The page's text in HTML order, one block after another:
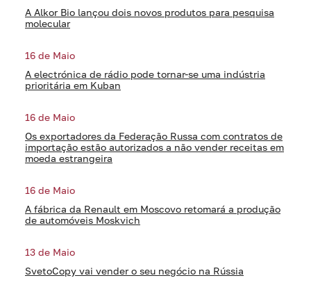
A Alkor Bio lançou dois novos produtos para pesquisa
molecular
16 de Maio
A electrónica de rádio pode tornar-se uma indústria
prioritária em Kuban
16 de Maio
Os exportadores da Federação Russa com contratos de
importação estão autorizados a não vender receitas em
moeda estrangeira
16 de Maio
A fábrica da Renault em Moscovo retomará a produção
de automóveis Moskvich
13 de Maio
SvetoCopy vai vender o seu negócio na Rússia